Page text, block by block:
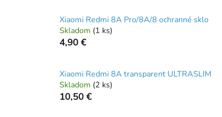
Xiaomi Redmi 8A Pro/8A/8 ochranné sklo
Skladom (1 ks)
4,90 €
Xiaomi Redmi 8A transparent ULTRASLIM
Skladom (2 ks)
10,50 €